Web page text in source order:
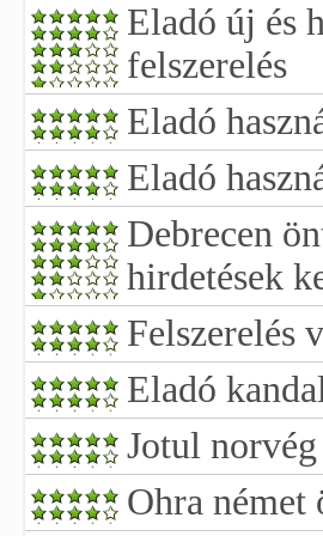
Eladó új és
felszerelés
Eladó
Eladó
Debrecen
hirdetések
Felszerelés
Eladó
Jotul
Ohra német